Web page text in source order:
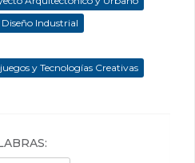
Industrial
y Tecnologías Creativas